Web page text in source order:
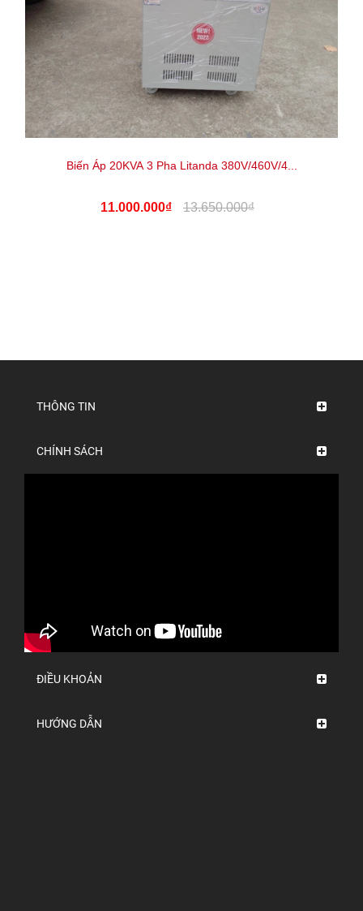
Biến Áp 20KVA 3 Pha Litanda 380V/460V/4...
11.000.000₫ 13.650.000₫
THÔNG TIN
CHÍNH SÁCH
ĐIỀU KHOẢN
HƯỚNG DẪN